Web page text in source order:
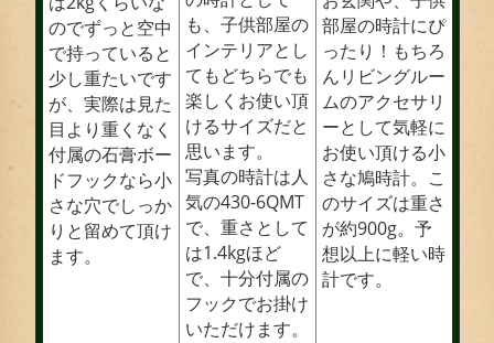
のでずっと空中
で持っていると
少し重たいです
が、実際は見た
目より重くなく
付属の石膏ボー
ドフックなら小
さな穴でしっか
りと留めて頂け
ます。
も、子供部屋の
インテリアとし
てもどちらでも
楽しくお使い頂
けるサイズだと
思います。
写真の時計は人
気の430-6QMT
で、重さとして
は1.4kgほど
で、十分付属の
フックでお掛け
いただけます。
部屋の時計にぴ
ったり！もちろ
んリビングルー
ムのアクセサリ
ーとして気軽に
お使い頂ける小
さな鳩時計。こ
のサイズは重さ
が約900g。予
想以上に軽い時
計です。